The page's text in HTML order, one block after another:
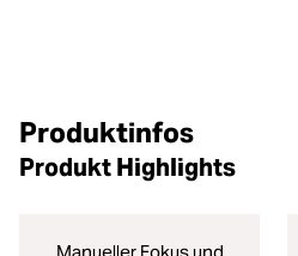
Produktinfos
Produkt Highlights